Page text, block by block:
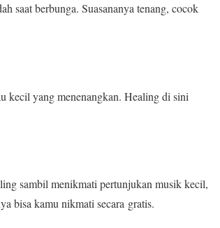
saat berbunga. Suasananya tenang, cocok
kecil yang menenangkan. Healing di sini
sambil menikmati pertunjukan musik kecil,
bisa kamu nikmati secara gratis.